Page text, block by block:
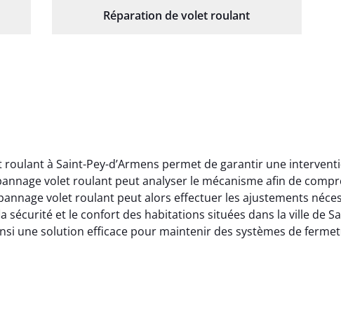
Réparation de volet roulant
à Saint-Pey-d’Armens permet de garantir une
volet roulant peut analyser le mécanisme afin de
volet roulant peut alors effectuer les ajustements
et le confort des habitations situées dans la ville de
une solution efficace pour maintenir des systèmes de